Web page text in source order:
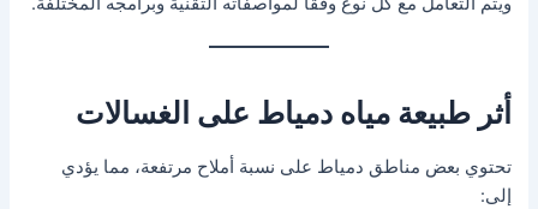
أثر طبيعة مياه دمياط على الغسالات
تحتوي بعض مناطق دمياط على نسبة أملاح مرتفعة، مما يؤدي
إلى: